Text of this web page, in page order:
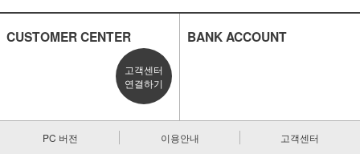
CUSTOMER CENTER
고객센터
연결하기
BANK ACCOUNT
PC 버전 이용안내 고객센터